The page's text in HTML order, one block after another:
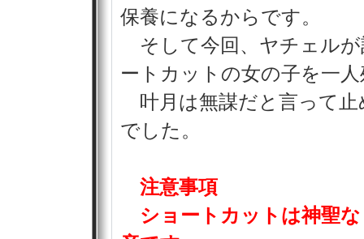
保養になるからです。
そして今回、ヤチェルが
ートカットの女の子を一
叶月は無謀だと言って止
でした。
注意事項
ショートカットは神聖な